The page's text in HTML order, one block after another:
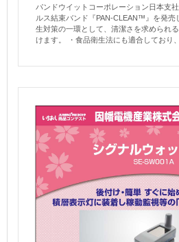
パンドウイットコーポレーション日本支
ルス結束バンド『PAN-CLEAN™️』を発売
生対策の一環として、清潔さを求められ
けます。 ・食品衛生法にも適合しており